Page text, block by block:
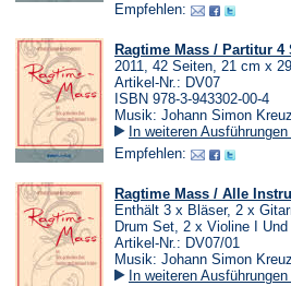
Empfehlen:
Ragtime Mass / Partitur 4
2011, 42 Seiten, 21 cm x
Artikel-Nr.: DV07
ISBN 978-3-943302-00-4
Musik: Johann Simon
In weiteren
Empfehlen:
Ragtime Mass / Alle
Enthält 3 x Bläser, 2 x
Drum Set, 2 x Violine I Und
Artikel-Nr.: DV07/01
Musik: Johann Simon
In weiteren